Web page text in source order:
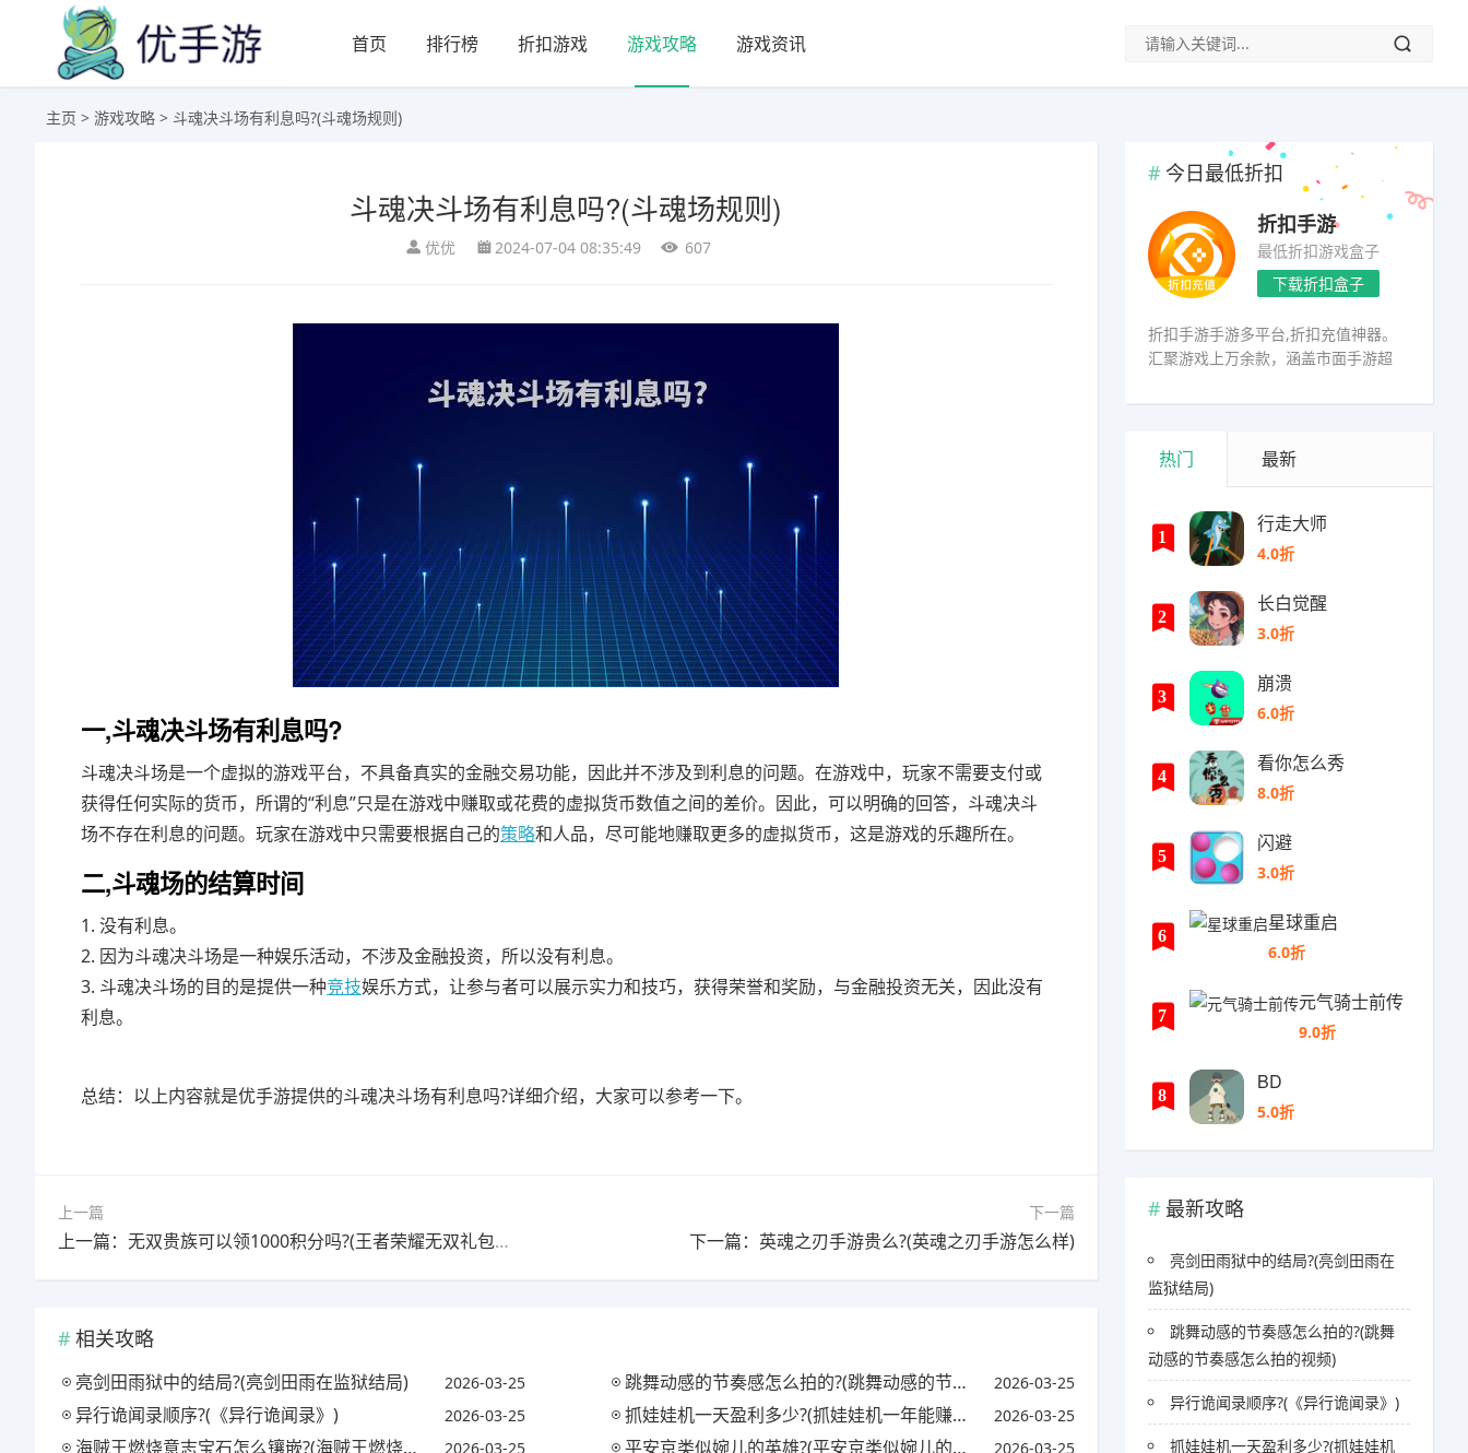
首页 排行榜 折扣游戏 游戏攻略 游戏资讯
主页 > 游戏攻略 > 斗魂决斗场有利息吗?(斗魂场规则)
斗魂决斗场有利息吗?(斗魂场规则)
优优 2024-07-04 08:35:49 607
一,斗魂决斗场有利息吗?
斗魂决斗场是一个虚拟的游戏平台，不具备真实的金融交易功能，因此并不涉及到利息的问题。在游戏中，玩家不需要支付或
获得任何实际的货币，所谓的“利息”只是在游戏中赚取或花费的虚拟货币数值之间的差价。因此，可以明确的回答，斗魂决斗
场不存在利息的问题。玩家在游戏中只需要根据自己的策略和人品，尽可能地赚取更多的虚拟货币，这是游戏的乐趣所在。
二,斗魂场的结算时间
1. 没有利息。
2. 因为斗魂决斗场是一种娱乐活动，不涉及金融投资，所以没有利息。
3. 斗魂决斗场的目的是提供一种竞技娱乐方式，让参与者可以展示实力和技巧，获得荣誉和奖励，与金融投资无关，因此没有
利息。
总结：以上内容就是优手游提供的斗魂决斗场有利息吗?详细介绍，大家可以参考一下。
上一篇
上一篇：无双贵族可以领1000积分吗?(王者荣耀无双礼包怎么抽)
下一篇
下一篇：英魂之刃手游贵么?(英魂之刃手游怎么样)
相关攻略
亮剑田雨狱中的结局?(亮剑田雨在监狱结局) 2026-03-25 跳舞动感的节奏感怎么拍的?(跳舞动感的节奏感怎么拍的视频) 2026-03-25
异行诡闻录顺序?(《异行诡闻录》) 2026-03-25 抓娃娃机一天盈利多少?(抓娃娃机一年能赚多少钱) 2026-03-25
海贼王燃烧意志宝石怎么镶嵌?(海贼王燃烧意志宝石镶嵌攻略) 2026-03-25 平安京类似婉儿的英雄?(平安京类似婉儿的英雄名字) 2026-03-25
今日最低折扣
折扣手游
最低折扣游戏盒子
下载折扣盒子
折扣手游手游多平台,折扣充值神器。
汇聚游戏上万余款，涵盖市面手游超
热门 最新
1
行走大师
4.0折
2
长白觉醒
3.0折
3
崩溃
6.0折
4
看你怎么秀
8.0折
5
闪避
3.0折
6
星球重启
6.0折
7
元气骑士前传
9.0折
8
BD
5.0折
最新攻略
亮剑田雨狱中的结局?(亮剑田雨在
监狱结局)
跳舞动感的节奏感怎么拍的?(跳舞
动感的节奏感怎么拍的视频)
异行诡闻录顺序?(《异行诡闻录》)
抓娃娃机一天盈利多少?(抓娃娃机